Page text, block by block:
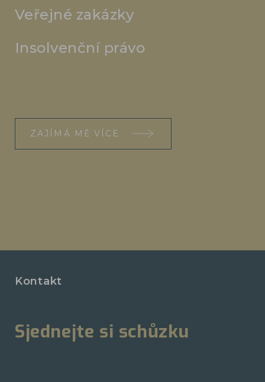
Veřejné zakázky
Insolvenční právo
ZAJÍMÁ MĚ VÍCE
Kontakt
Sjednejte si schůzku